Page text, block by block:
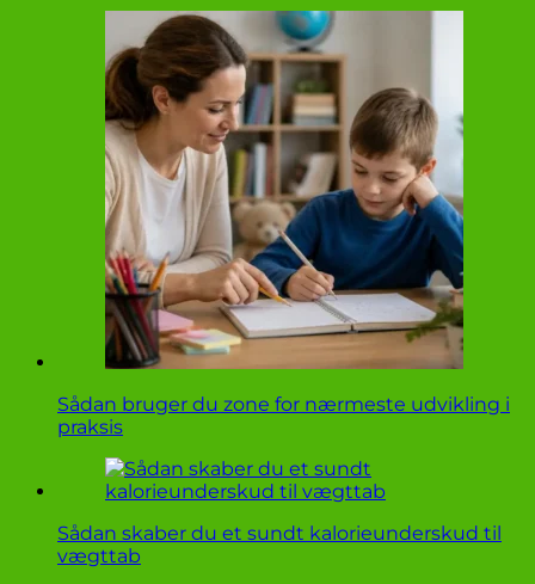
Sådan bruger du zone for nærmeste udvikling i
praksis
Sådan skaber du et sundt kalorieunderskud til
vægttab